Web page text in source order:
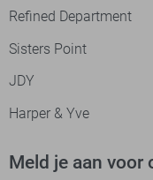
Refined Department
Sisters Point
JDY
Harper & Yve
Meld je aan voor